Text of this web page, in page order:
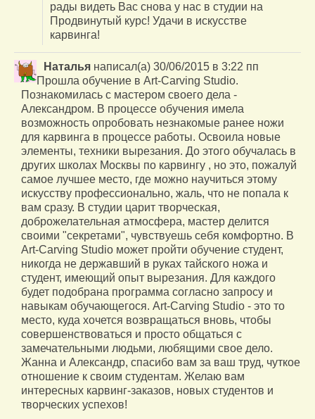
рады видеть Вас снова у нас в студии на
Продвинутый курс! Удачи в искусстве
карвинга!
Наталья написал(а) 30/06/2015 в 3:22 пп
Прошла обучение в Art-Carving Studio.
Познакомилась с мастером своего дела -
Александром. В процессе обучения имела
возможность опробовать незнакомые ранее ножи
для карвинга в процессе работы. Освоила новые
элементы, техники вырезания. До этого обучалась в
других школах Москвы по карвингу , но это, пожалуй
самое лучшее место, где можно научиться этому
искусству профессионально, жаль, что не попала к
вам сразу. В студии царит творческая,
доброжелательная атмосфера, мастер делится
своими "секретами", чувствуешь себя комфортно. В
Art-Carving Studio может пройти обучение студент,
никогда не державший в руках тайского ножа и
студент, имеющий опыт вырезания. Для каждого
будет подобрана программа согласно запросу и
навыкам обучающегося. Art-Carving Studio - это то
место, куда хочется возвращаться вновь, чтобы
совершенствоваться и просто общаться с
замечательными людьми, любящими свое дело.
Жанна и Александр, спасибо вам за ваш труд, чуткое
отношение к своим студентам. Желаю вам
интересных карвинг-заказов, новых студентов и
творческих успехов!